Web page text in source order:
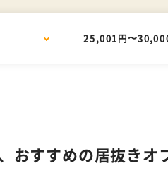
25,001円〜
あるオフィス
木目調オフィス
51～80人 81人
天井が高い 個別空調
すすめの居抜きオ